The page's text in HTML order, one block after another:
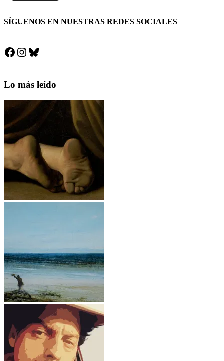
SÍGUENOS EN NUESTRAS REDES SOCIALES
Facebook
Instagram
Bluesky
Lo más leído